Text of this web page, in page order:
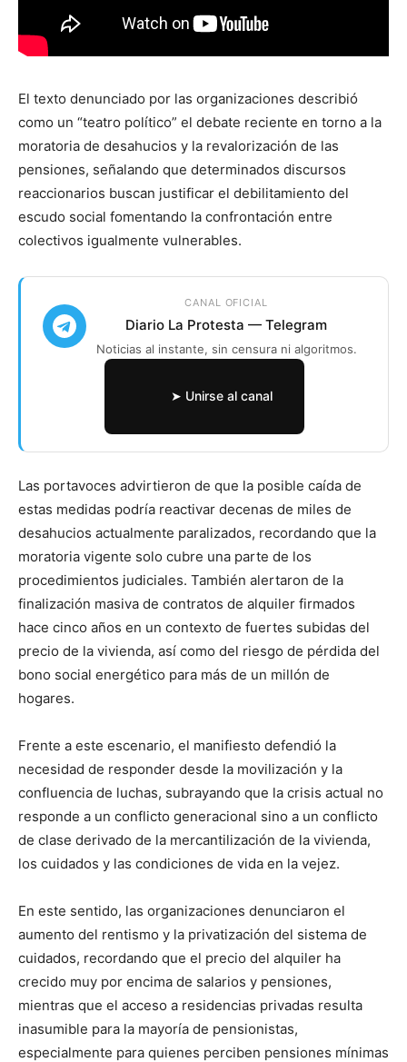
El texto denunciado por las organizaciones describió
como un “teatro político” el debate reciente en torno a la
moratoria de desahucios y la revalorización de las
pensiones, señalando que determinados discursos
reaccionarios buscan justificar el debilitamiento del
escudo social fomentando la confrontación entre
colectivos igualmente vulnerables.
CANAL OFICIAL
Diario La Protesta — Telegram
Noticias al instante, sin censura ni algoritmos.
➤ Unirse al canal
Las portavoces advirtieron de que la posible caída de
estas medidas podría reactivar decenas de miles de
desahucios actualmente paralizados, recordando que la
moratoria vigente solo cubre una parte de los
procedimientos judiciales. También alertaron de la
finalización masiva de contratos de alquiler firmados
hace cinco años en un contexto de fuertes subidas del
precio de la vivienda, así como del riesgo de pérdida del
bono social energético para más de un millón de
hogares.
Frente a este escenario, el manifiesto defendió la
necesidad de responder desde la movilización y la
confluencia de luchas, subrayando que la crisis actual no
responde a un conflicto generacional sino a un conflicto
de clase derivado de la mercantilización de la vivienda,
los cuidados y las condiciones de vida en la vejez.
En este sentido, las organizaciones denunciaron el
aumento del rentismo y la privatización del sistema de
cuidados, recordando que el precio del alquiler ha
crecido muy por encima de salarios y pensiones,
mientras que el acceso a residencias privadas resulta
inasumible para la mayoría de pensionistas,
especialmente para quienes perciben pensiones mínimas